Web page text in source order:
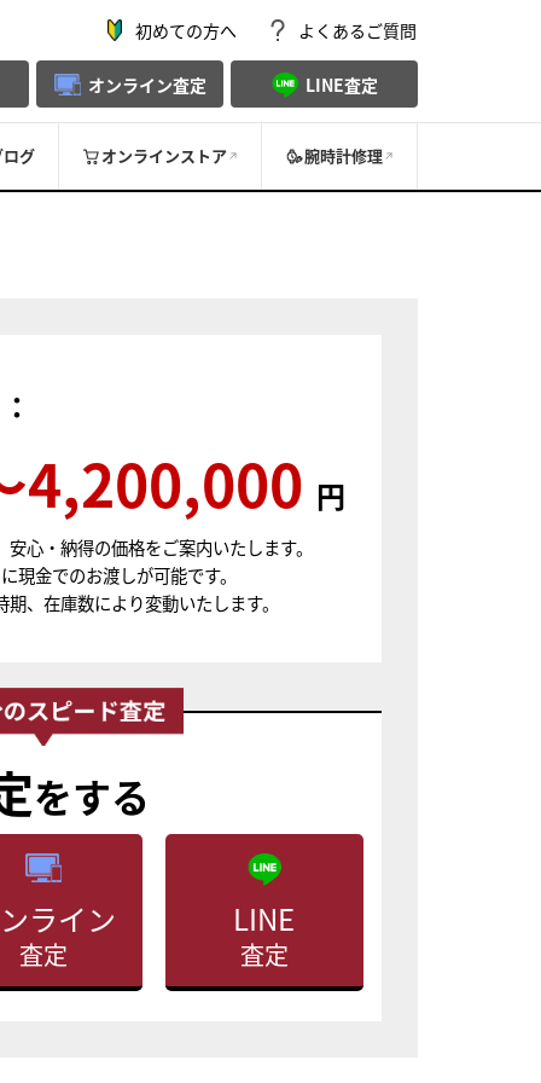
初めての方へ よくあるご質問
オンライン査定 LINE査定
ログ オンラインストア 腕時計修理
4,200,000 円
心・納得の価格をご案内いたします。
現金でのお渡しが可能です。
、在庫数により変動いたします。
をする
ライン
査定
LINE
査定